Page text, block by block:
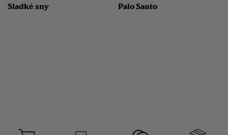
Sladké sny
Palo Santo